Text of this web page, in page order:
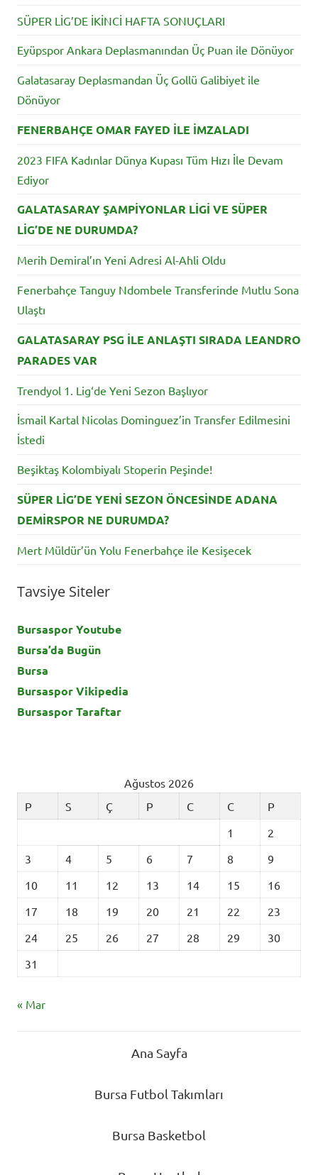
SÜPER LİG’DE İKİNCİ HAFTA SONUÇLARI
Eyüpspor Ankara Deplasmanından Üç Puan ile Dönüyor
Galatasaray Deplasmandan Üç Gollü Galibiyet ile
Dönüyor
FENERBAHÇE OMAR FAYED İLE İMZALADI
2023 FIFA Kadınlar Dünya Kupası Tüm Hızı İle Devam
Ediyor
GALATASARAY ŞAMPİYONLAR LİGİ VE SÜPER
LİG’DE NE DURUMDA?
Merih Demiral’ın Yeni Adresi Al-Ahli Oldu
Fenerbahçe Tanguy Ndombele Transferinde Mutlu Sona
Ulaştı
GALATASARAY PSG İLE ANLAŞTI SIRADA LEANDRO
PARADES VAR
Trendyol 1. Lig‘de Yeni Sezon Başlıyor
İsmail Kartal Nicolas Dominguez’in Transfer Edilmesini
İstedi
Beşiktaş Kolombiyalı Stoperin Peşinde!
SÜPER LİG’DE YENİ SEZON ÖNCESİNDE ADANA
DEMİRSPOR NE DURUMDA?
Mert Müldür’ün Yolu Fenerbahçe ile Kesişecek
Tavsiye Siteler
Bursaspor Youtube
Bursa’da Bugün
Bursa
Bursaspor Vikipedia
Bursaspor Taraftar
Ağustos 2026
P
S Ç P C C
P
1
2
3
4 5 6 7 8
9
10
11 12 13 14 15
16
17
18 19 20 21 22
23
24
25 26 27 28 29
30
31
« Mar
Ana Sayfa
Bursa Futbol Takımları
Bursa Basketbol